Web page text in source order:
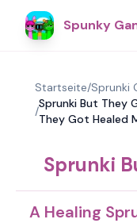
Spunky
Startseite/Sprunki
/
Sprunki But They
They Got Healed
Sprunki
A Healing